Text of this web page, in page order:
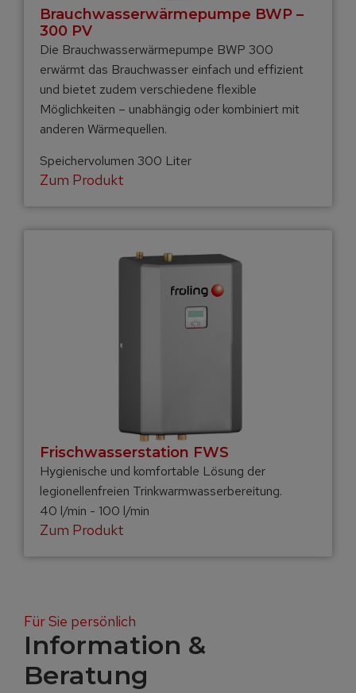
Brauchwasser­wärme­pumpe BWP –
300 PV
Die Brauchwasserwärmepumpe BWP 300
erwärmt das Brauchwasser einfach und effizient
und bietet zudem verschiedene flexible
Möglichkeiten – unabhängig oder kombiniert mit
anderen Wärmequellen.
Speichervolumen 300 Liter
Zum Produkt
Frisch­wasser­station FWS
Hygienische und komfortable Lösung der
legionellenfreien Trinkwarmwasserbereitung.
40 l/min - 100 l/min
Zum Produkt
Für Sie persönlich
Information &
Beratung